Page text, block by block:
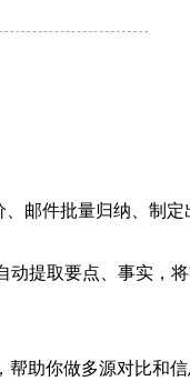
邮件批量归纳、制
提取要点、事实，将
助你做多源对比和